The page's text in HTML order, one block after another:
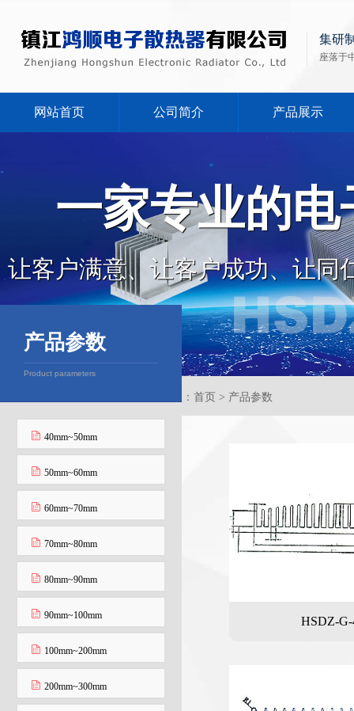
集研
座落于
网站首页 公司简介 产品展示
一家专业的
让客户满意、让客户成功、让同
当前位置：首页 > 产品参数
产品参数
Product parameters
40mm~50mm
50mm~60mm
60mm~70mm
70mm~80mm
80mm~90mm
90mm~100mm
100mm~200mm
200mm~300mm
HSDZ-G-